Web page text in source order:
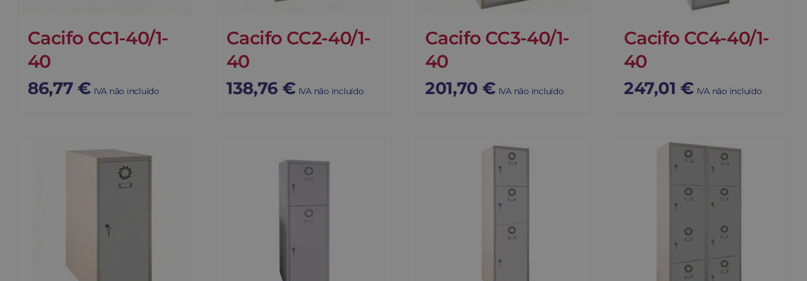
Cacifo CC1-40/1-
40
86,77 € IVA não incluído
Cacifo CC2-40/1-
40
138,76 € IVA não incluído
Cacifo CC3-40/1-
40
201,70 € IVA não incluído
Cacifo CC4-40/1-
40
247,01 € IVA não incluído